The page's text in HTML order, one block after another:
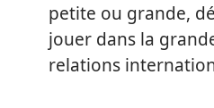
petite ou grande,
jouer dans la
relations